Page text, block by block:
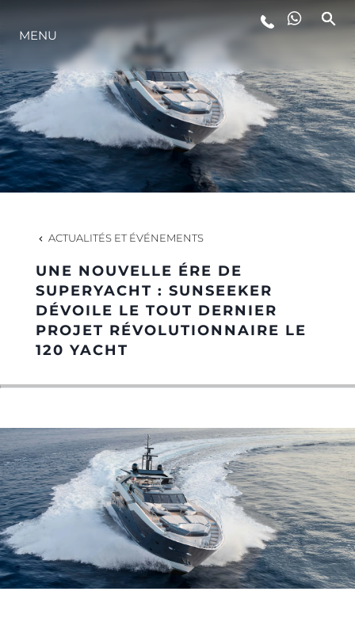
STYLE DE VIE
L'INNOVATION
LA SOCIÉTÉ
NOTRE ÉQUIPE
NOTRE HÉRITAGE
ESTIMEZ VOTRE BATEAU
MENU
ACTUALITÉS ET ÉVÉNEMENTS
UNE NOUVELLE ÉRE DE
SUPERYACHT : SUNSEEKER
DÉVOILE LE TOUT DERNIER
PROJET RÉVOLUTIONNAIRE LE
120 YACHT